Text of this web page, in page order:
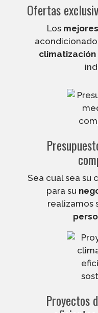
Ofertas
Los
Sea cual sea su
para su
realizamos
Proyectos